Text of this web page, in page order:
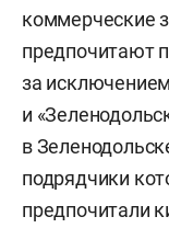
поток“,
„Силу Сибири“.
Группу
с начала 2022
Трейда» туда
коммерческие
предпочитают
за
и
в
подрядчики
предпочитали